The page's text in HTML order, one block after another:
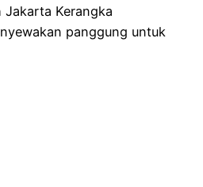
Jakarta Kerangka
panggung untuk